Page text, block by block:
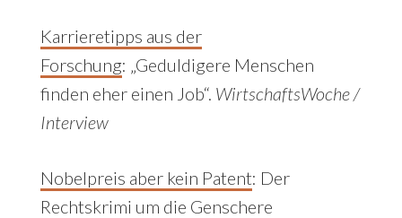
Karrieretipps aus der
Forschung: „Geduldigere Menschen
finden eher einen Job“. WirtschaftsWoche /
Interview
Nobelpreis aber kein Patent: Der
Rechtskrimi um die Genschere